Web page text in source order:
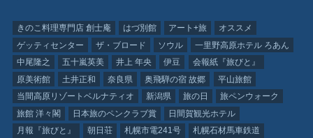
きのこ料理専門店 創士庵 はづ別館 アート+旅
オススメ
ゲッティセンター
ザ・ブロード ソウル
一里野高原ホテル ろあん
中尾隆之
五十嵐英美 井上 年央 伊豆
会報紙『旅びと』
原美術館
土井正和 奈良県 奥飛騨の宿 故郷
平山旅館
当間高原リゾートベルナティオ
新潟県 旅の日
旅ペンウォーク
旅館 洋々閣
日本旅のペンクラブ賞
日間賀観光ホテル
月報『旅びと』
朝日荘 札幌市電241号
札幌石材馬車鉄道